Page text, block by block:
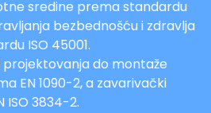
sredine prema standardu
bezbednošću i zdravlja
ISO 45001.
do montaže
EN 1090-2, a zavarivački
ISO 3834-2.